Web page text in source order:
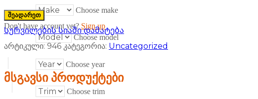
Don't have account yet? Sign up
Choose make
Choose model
Choose year
Choose trim
შეადარეთ
Სურვილების სიაში დამატება
არტიკული: 946 კატეგორია: Uncategorized
მსგავსი პროდუქტები